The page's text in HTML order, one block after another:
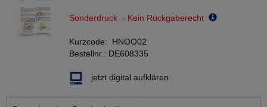
Sonderdruck - Kein Rückgaberecht
Kurzcode: HNOO02
Bestellnr.: DE608335
jetzt digital aufklären